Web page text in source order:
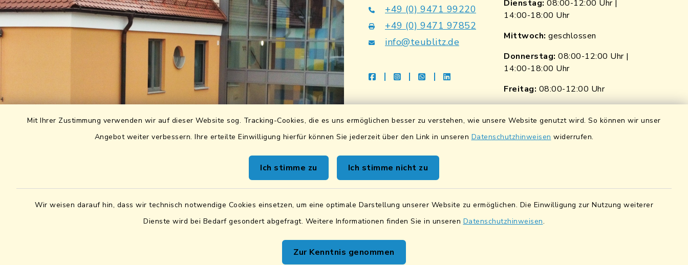
Mit Ihrer Zustimmung verwenden wir auf dieser Website sog. Tracking-Cookies, die es uns ermöglichen besser zu verstehen, wie unsere Website genutzt wird. So können wir unser
Angebot weiter verbessern. Ihre erteilte Einwilligung hierfür können Sie jederzeit über den Link in unseren Datenschutzhinweisen widerrufen.
Ich stimme zu Ich stimme nicht zu
Wir weisen darauf hin, dass wir technisch notwendige Cookies einsetzen, um eine optimale Darstellung unserer Website zu ermöglichen. Die Einwilligung zur Nutzung weiterer
Dienste wird bei Bedarf gesondert abgefragt. Weitere Informationen finden Sie in unseren Datenschutzhinweisen.
Zur Kenntnis genommen
+49 (0) 9471 99220
+49 (0) 9471 97852
info@teublitz.de
facebookinstagramwhatsapplinkedin
Dienstag: 08:00-12:00 Uhr |
14:00-18:00 Uhr
Mittwoch: geschlossen
Donnerstag: 08:00-12:00 Uhr |
14:00-18:00 Uhr
Freitag: 08:00-12:00 Uhr
Sparkasse Lkrs. Schwandorf
DE83 7505 1040 0760 0900 84
BIC: BYLADEM1SAD
VR Bank Mittlere Oberpfalz eG
DE87 7506 9171 0005 7041 38
BIC: GENODEF1SWD
UID:DE131842019
Wasserstände der Naab
Lokales Bündnis für Familien
Fairtrade-Towns